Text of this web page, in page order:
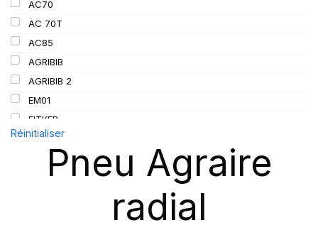
152/155
155
156
157
162/162
167
172
AC70
AC 70T
AC85
AGRIBIB
AGRIBIB 2
EM01
FITKER
OMNIBIB
RD-02 TL
Réinitialiser
Pneu Agraire
radial